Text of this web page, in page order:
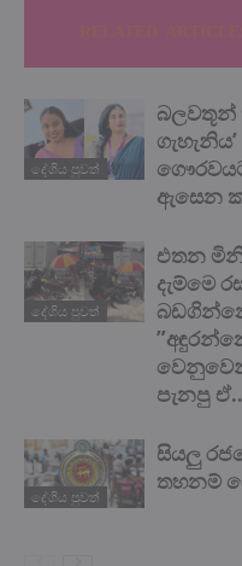
දේශිය පුවත්
බලවතූන්
ඇසෙන
දේශිය පුවත්
එතන
දැම්මෙ
පැනපු
දේශිය පුවත්
සියලු
තහනම්